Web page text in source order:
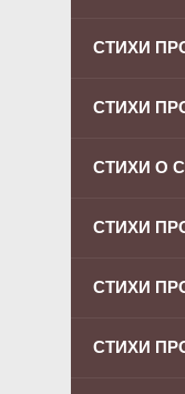
СТИХИ
СТИХИ
СТИХИ О
СТИХИ
СТИХИ
СТИХИ